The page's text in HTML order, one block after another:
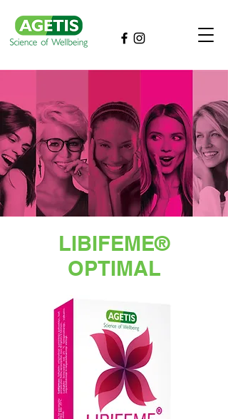
LIBIFEME®
OPTIMAL